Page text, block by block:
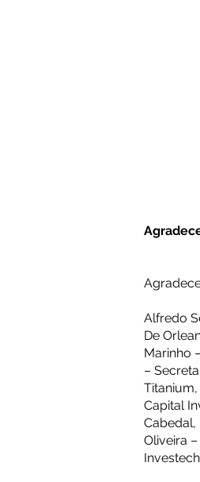
Alfredo
De
Marinho
–
Titanium,
Capital
Cabedal,
Oliveira